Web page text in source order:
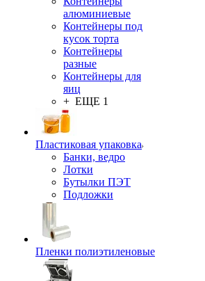
алюминиевые
Контейнеры под
кусок торта
Контейнеры
разные
Контейнеры для
яиц
+ ЕЩЕ 1
Пластиковая упаковка
Банки, ведро
Лотки
Бутылки ПЭТ
Подложки
Пленки полиэтиленовые